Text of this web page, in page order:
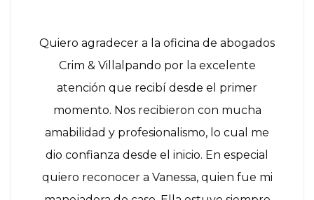
Quiero agradecer a la oficina de abogados
Crim & Villalpando por la excelente
atención que recibí desde el primer
momento. Nos recibieron con mucha
amabilidad y profesionalismo, lo cual me
dio confianza desde el inicio. En especial
quiero reconocer a Vanessa, quien fue mi